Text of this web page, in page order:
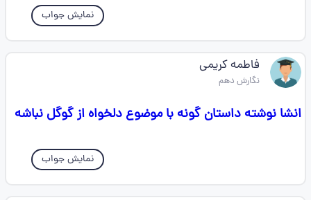
نمایش جواب
فاطمه کریمی
نگارش دهم
انشا نوشته داستان گونه با موضوع دلخواه از گوگل نباشه
نمایش جواب